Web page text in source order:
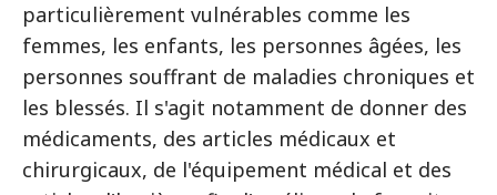
particulièrement vulnérables comme les
femmes, les enfants, les personnes âgées, les
personnes souffrant de maladies chroniques et
les blessés. Il s'agit notamment de donner des
médicaments, des articles médicaux et
chirurgicaux, de l'équipement médical et des